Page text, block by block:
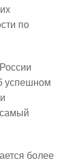
по
успешном
более